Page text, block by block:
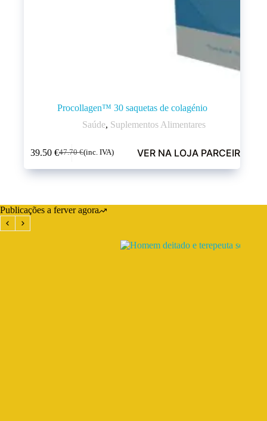
Procollagen™ 30 saquetas de colagénio
Saúde, Suplementos Alimentares
47.70€
39.50 € (inc. IVA) VER NA LOJA PARCEIRA
Publicações a ferver agora